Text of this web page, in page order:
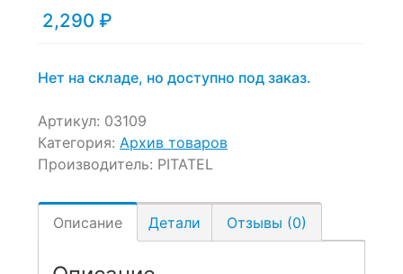
on
customer
2,290 ₽
Нет на складе, но доступно под заказ.
Артикул: 03109
Категория: Архив товаров
Производитель: PITATEL
Описание Детали Отзывы (0)